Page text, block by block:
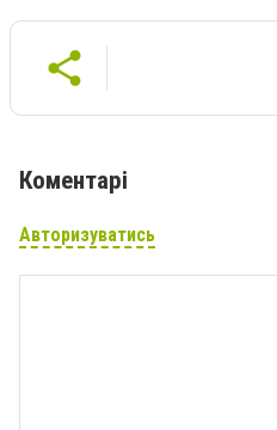
Коментарі
Авторизуватись